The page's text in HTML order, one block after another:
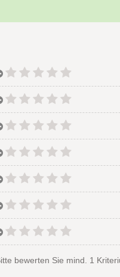
bewerten Sie mind. 1